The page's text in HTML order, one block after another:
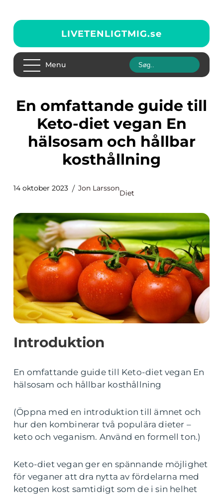
LIVETENLIGTMIG.se
Menu
En omfattande guide till
Keto-diet vegan En
hälsosam och hållbar
kosthållning
14 oktober 2023 Jon Larsson
Diet
Introduktion
En omfattande guide till Keto-diet vegan En
hälsosam och hållbar kosthållning
(Öppna med en introduktion till ämnet och
hur den kombinerar två populära dieter –
keto och veganism. Använd en formell ton.)
Keto-diet vegan ger en spännande möjlighet
för veganer att dra nytta av fördelarna med
ketogen kost samtidigt som de i sin helhet